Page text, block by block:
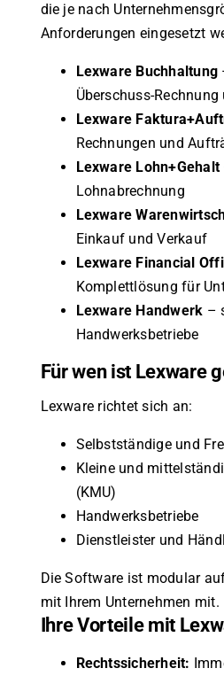
die je nach
Anforderungen eingesetzt
Lexware Buchhaltung
Überschuss-
Lexware
Rechnungen und
Lexware Lohn+Gehalt
Lohnabrechnung
Lexware
Einkauf und Verkauf
Lexware Financial
Komplettlösung für
Lexware Handwerk –
Handwerksbetriebe
Für wen ist Lexware
Lexware richtet sich an:
Selbstständige und
Kleine und
(KMU)
Handwerksbetriebe
Dienstleister und
Die Software ist modular
mit Ihrem Unternehmen mit.
Ihre Vorteile mit
Rechtssicherheit: